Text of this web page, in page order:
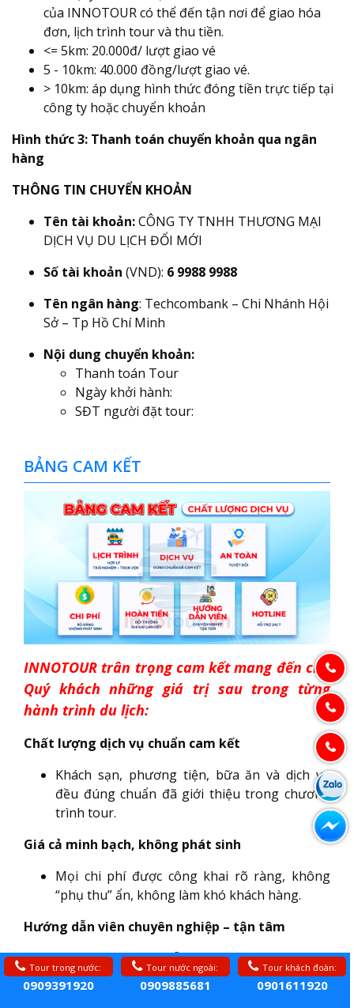
của INNOTOUR có thể đến tận nơi để giao hóa
đơn, lịch trình tour và thu tiền.
<= 5km: 20.000đ/ lượt giao vé
5 - 10km: 40.000 đồng/lượt giao vé.
> 10km: áp dụng hình thức đóng tiền trực tiếp tại
công ty hoặc chuyển khoản
Hình thức 3: Thanh toán chuyển khoản qua ngân
hàng
THÔNG TIN CHUYỂN KHOẢN
Tên tài khoản:CÔNG TY TNHH THƯƠNG MẠI
DỊCH VỤ DU LỊCH ĐỔI MỚI
Số tài khoản (VND): 6 9988 9988
Tên ngân hàng: Techcombank – Chi Nhánh Hội
Sở – Tp Hồ Chí Minh
Nội dung chuyển khoản:
Thanh toán Tour
Ngày khởi hành:
SĐT người đặt tour:
BẢNG CAM KẾT
INNOTOUR trân trọng cam kết mang đến cho
Quý khách những giá trị sau trong từng
hành trình du lịch:
Chất lượng dịch vụ chuẩn cam kết
Khách sạn, phương tiện, bữa ăn và dịch vụ
đều đúng chuẩn đã giới thiệu trong chương
trình tour.
Giá cả minh bạch, không phát sinh
Mọi chi phí được công khai rõ ràng, không
“phụ thu” ẩn, không làm khó khách hàng.
Hướng dẫn viên chuyên nghiệp – tận tâm
Luôn đồng hành, hỗ trợ và truyền cảm hứng
du lịch cho khách trong suốt chuyến đi.
Tour trong nước:
0909391920
Tour nước ngoài:
0909885681
Tour khách đoàn:
0901611920